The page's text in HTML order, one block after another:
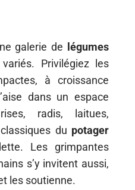
galerie de
légumes
Privilégiez les
à croissance
dans un espace
radis, laitues,
du potager
Les grimpantes
s’y invitent aussi,
les soutienne.